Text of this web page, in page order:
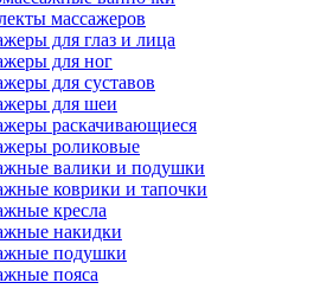
массажеров
для глаз и лица
для ног
для суставов
для шеи
раскачивающиеся
роликовые
валики и подушки
коврики и тапочки
кресла
накидки
подушки
пояса